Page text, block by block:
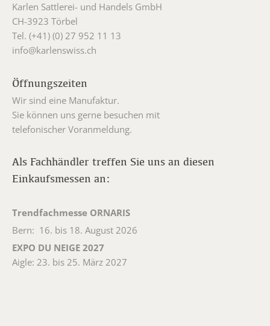
Karlen Sattlerei- und Handels GmbH
CH-3923 Törbel
Tel. (+41) (0) 27 952 11 13
info@karlenswiss.ch
Öffnungszeiten
Wir sind eine Manufaktur.
Sie können uns gerne besuchen mit
telefonischer Voranmeldung.
Als Fachhändler treffen Sie uns an diesen
Einkaufsmessen an:
Trendfachmesse ORNARIS
Bern: 16. bis 18. August 2026
EXPO DU NEIGE 2027
Aigle: 23. bis 25. März 2027